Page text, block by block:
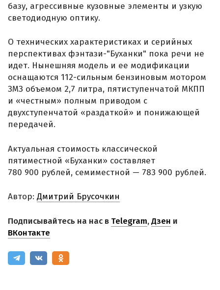
базу, агрессивные кузовные элементы и узкую
светодиодную оптику.
О технических характеристиках и серийных
перспективах фэнтази-"Буханки" пока речи не
идет. Нынешняя модель и ее модификации
оснащаются 112-сильным бензиновым мотором
ЗМЗ объемом 2,7 литра, пятиступенчатой МКПП
и «честным» полным приводом с
двухступенчатой «раздаткой» и понижающей
передачей.
Актуальная стоимость классической
пятиместной «Буханки» составляет
780 900 рублей, семиместной — 783 900 рублей.
Автор: Дмитрий Брусочкин
Подписывайтесь на нас в Telegram,Дзен и
ВКонтакте